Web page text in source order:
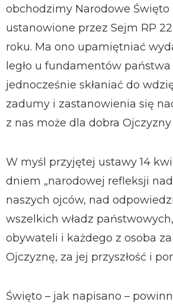
obchodzimy Narodowe Święto
ustanowione przez Sejm RP
roku. Ma ono upamiętniać
legło u fundamentów
jednocześnie skłaniać do
zadumy i zastanowienia się
z nas może dla dobra Ojczyzny
W myśl przyjętej ustawy 14
dniem „narodowej refleksji
naszych ojców, nad
wszelkich władz
obywateli i każdego z osoba za
Ojczyznę, za jej przyszłość i
Święto – jak napisano –